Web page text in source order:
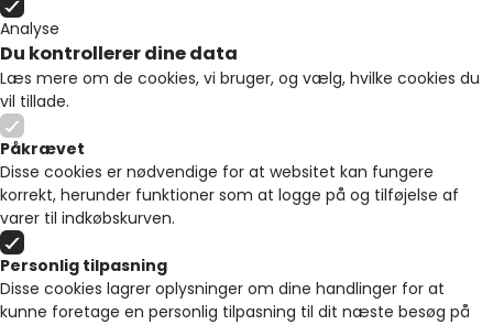
Analyse
Du kontrollerer dine data
Læs mere om de cookies, vi bruger, og vælg, hvilke cookies du
vil tillade.
Påkrævet
Disse cookies er nødvendige for at websitet kan fungere
korrekt, herunder funktioner som at logge på og tilføjelse af
varer til indkøbskurven.
Personlig tilpasning
Disse cookies lagrer oplysninger om dine handlinger for at
kunne foretage en personlig tilpasning til dit næste besøg på